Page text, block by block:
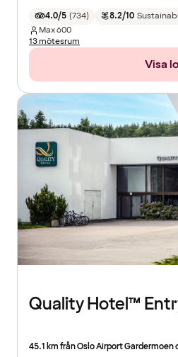
4.0/5 (734) 8.2/10
Max600
13 mötesrum
Visa
Quality Hotel™
45.1 km från Oslo Airport Gardermoen